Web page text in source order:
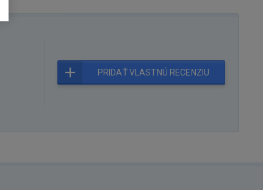
PRIDAŤ VLASTNÚ RECENZIU